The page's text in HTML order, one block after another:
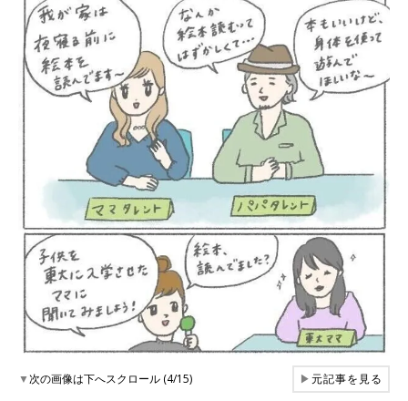
▼次の画像は下へスクロール (4/15) ▶元記事を見る